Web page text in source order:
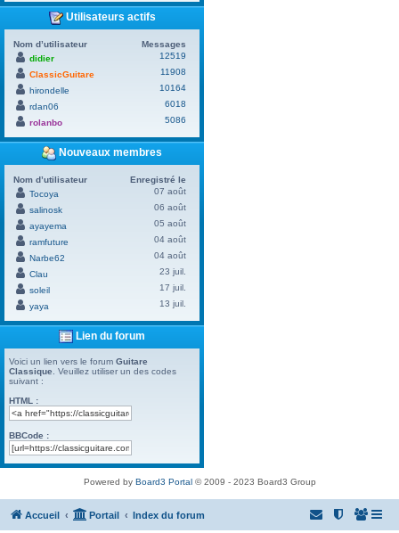
Utilisateurs actifs
Nom d’utilisateur
Messages
didier
12519
ClassicGuitare
11908
hirondelle
10164
rdan06
6018
rolanbo
5086
Nouveaux membres
Nom d’utilisateur
Enregistré le
Tocoya
07 août
salinosk
06 août
ayayema
05 août
ramfuture
04 août
Narbe62
04 août
Clau
23 juil.
soleil
17 juil.
yaya
13 juil.
Lien du forum
Voici un lien vers le forum Guitare
Classique . Veuillez utiliser un des codes
suivant :
HTML :
BBCode :
Powered by Board3 Portal© 2009 - 2023 Board3 Group
Accueil Portail Index du forum